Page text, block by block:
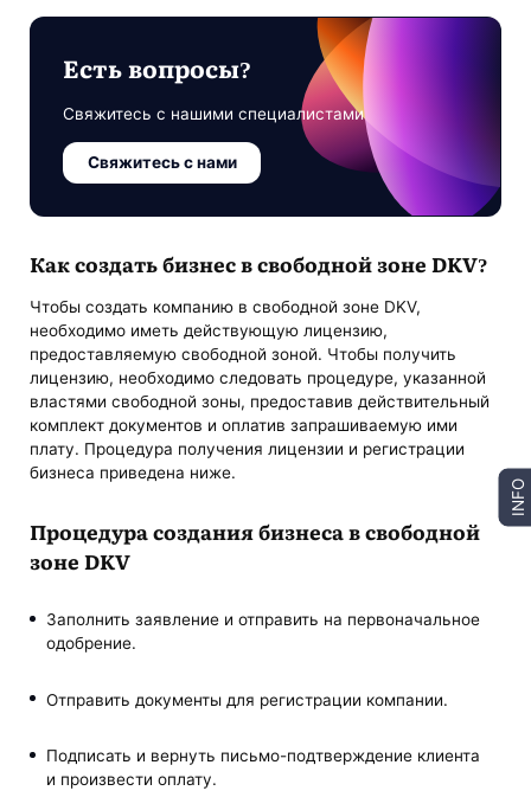
Есть вопросы?
Свяжитесь с нашими специалистами
Свяжитесь с нами
Как создать бизнес в свободной зоне DKV?
Чтобы создать компанию в свободной зоне DKV,
необходимо иметь действующую лицензию,
предоставляемую свободной зоной. Чтобы получить
лицензию, необходимо следовать процедуре, указанной
властями свободной зоны, предоставив действительный
комплект документов и оплатив запрашиваемую ими
плату. Процедура получения лицензии и регистрации
бизнеса приведена ниже.
Процедура создания бизнеса в свободной
зоне DKV
Заполнить заявление и отправить на первоначальное
одобрение.
Отправить документы для регистрации компании.
Подписать и вернуть письмо-подтверждение клиента
и произвести оплату.
INFO